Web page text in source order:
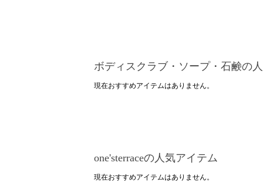
ボディスクラブ・ソープ・石鹸の
現在おすすめアイテムはありません。
one'sterraceの人気アイテム
現在おすすめアイテムはありません。